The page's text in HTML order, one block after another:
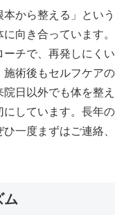
本から整える」という
向き合っています。
チで、再発しにくい
術後もセルフケアの
日以外でも体を整え
しています。長年の
一度まずはご連絡、
ム